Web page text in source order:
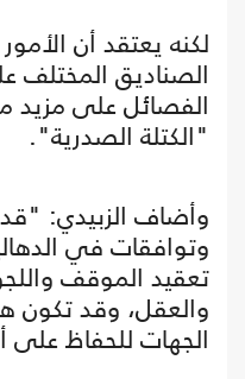
لكنه يعتقد أن
الصناديق المختلف
الفصائل على
"الكتلة الصدرية".
وأضاف الزبيدي:
وتوافقات في
تعقيد الموقف
والعقل، وقد تكون
الجهات للحفاظ على